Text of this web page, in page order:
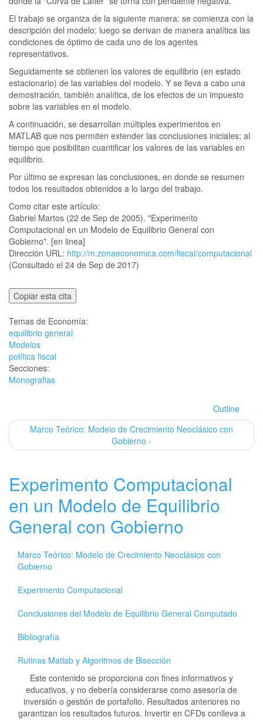
El trabajo se organiza de la siguiente manera: se comienza con la
descripción del modelo; luego se derivan de manera analítica las
condiciones de óptimo de cada uno de los agentes
representativos.
Seguidamente se obtienen los valores de equilibrio (en estado
estacionario) de las variables del modelo. Y se lleva a cabo una
demostración, también analítica, de los efectos de un impuesto
sobre las variables en el modelo.
A continuación, se desarrollan múltiples experimentos en
MATLAB que nos permiten extender las conclusiones iniciales; al
tiempo que posibilitan cuantificar los valores de las variables en
equilibrio.
Por último se expresan las conclusiones, en donde se resumen
todos los resultados obtenidos a lo largo del trabajo.
Como citar este artículo:
Gabriel Martos (22 de Sep de 2005). "Experimento
Computacional en un Modelo de Equilibrio General con
Gobierno". [en linea]
Dirección URL: http://m.zonaeconomica.com/fiscal/computacional
(Consultado el 24 de Sep de 2017)
Copiar esta cita
Temas de Economía:
equilibrio general
Modelos
política fiscal
Secciones:
Monografias
Outline
Marco Teórico: Modelo de Crecimiento Neoclásico con
Gobierno ›
Experimento Computacional
en un Modelo de Equilibrio
General con Gobierno
Marco Teórico: Modelo de Crecimiento Neoclásico con
Gobierno
Experimento Computacional
Conclusiones del Modelo de Equilibrio General Computado
Bibliografía
Rutinas Matlab y Algoritmos de Bisección
Este contenido se proporciona con fines informativos y
educativos, y no debería considerarse como asesoría de
inversión o gestión de portafolio. Resultados anteriores no
garantizan los resultados futuros. Invertir en CFDs conlleva a